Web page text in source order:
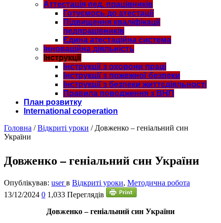
Аттестація пед. працівників
Готуємось до атестації
Підвищення кваліфікації
педпрацівників
Єдина атестаційна система
Інноваційна діяльність
Інструкції
Інструкції з охорони праці
Інструкції з пожежної безпеки
Інструкції з безпеки життєдіяльності
Правила поводження з ВНП
План розвитку
International cooperation
Головна /Відкриті уроки / Довженко – геніальний син
України
Довженко – геніальний син України
Опублікував: userв Відкриті уроки, Методична робота
13/12/2024 0 1,033 Переглядів
Довженко – геніальний син України